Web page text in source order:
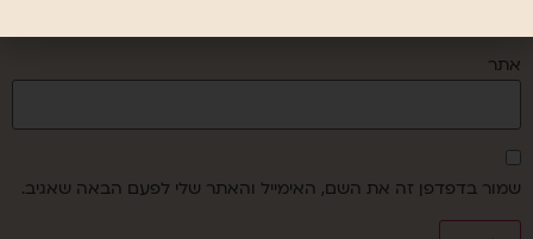
אתר
שמור בדפדפן זה את השם, האימייל והאתר שלי לפעם הבאה שאגיב.